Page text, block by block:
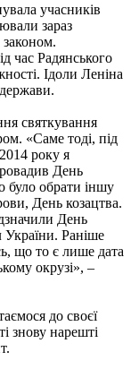
учасників
зараз
законом.
час Радянського
Ідоли Леніна
святкування
«Саме тоді, під
року я
День
було обрати іншу
День козацтва.
День
Раніше
що то є лише дата
окрузі», –
до своєї
знову нарешті